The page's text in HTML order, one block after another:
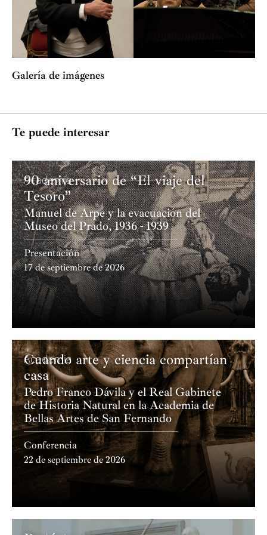
Galería de imágenes
Te puede interesar
Academia
90 aniversario de “El viaje del
Tesoro”
Manuel de Arpe y la evacuación del
Museo del Prado, 1936 - 1939
Presentación
17 de septiembre de 2026
Academia
Cuando arte y ciencia compartían
casa
Pedro Franco Dávila y el Real Gabinete
de Historia Natural en la Academia de
Bellas Artes de San Fernando
Conferencia
22 de septiembre de 2026